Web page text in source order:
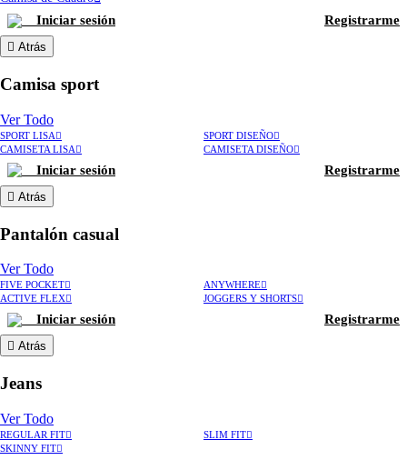
Iniciar sesión Registrarme
Atrás
Camisa sport
Ver Todo
SPORT LISA
SPORT DISEÑO
CAMISETA LISA
CAMISETA DISEÑO
Iniciar sesión Registrarme
Atrás
Pantalón casual
Ver Todo
FIVE POCKET
ANYWHERE
ACTIVE FLEX
JOGGERS Y SHORTS
Iniciar sesión Registrarme
Atrás
Jeans
Ver Todo
REGULAR FIT
SLIM FIT
SKINNY FIT